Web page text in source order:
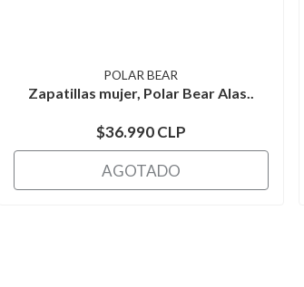
POLAR BEAR
Zapatillas mujer, Polar Bear Alas..
$36.990 CLP
AGOTADO